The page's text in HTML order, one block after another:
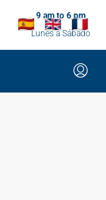
9 am to 6 pm
Lunes a Sábado